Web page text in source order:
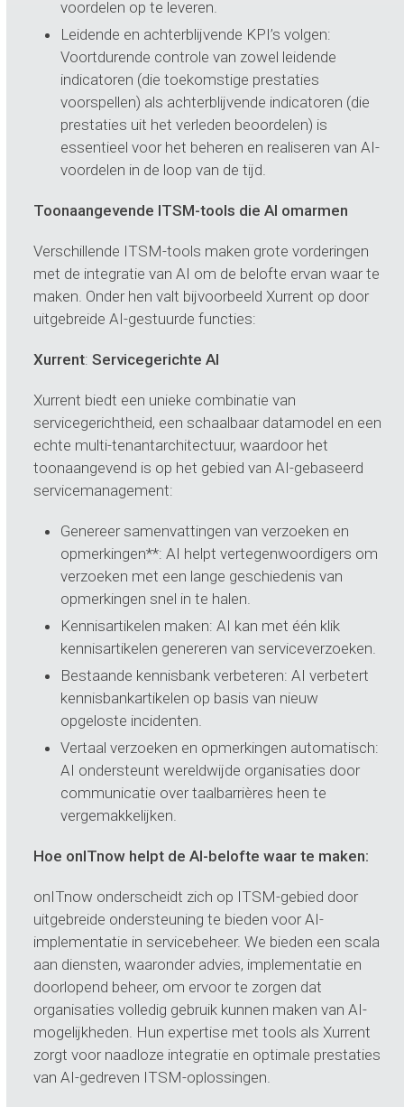
voordelen op te leveren.
Leidende en achterblijvende KPI’s volgen:
Voortdurende controle van zowel leidende
indicatoren (die toekomstige prestaties
voorspellen) als achterblijvende indicatoren (die
prestaties uit het verleden beoordelen) is
essentieel voor het beheren en realiseren van AI-
voordelen in de loop van de tijd.
Toonaangevende ITSM-tools die AI omarmen
Verschillende ITSM-tools maken grote vorderingen
met de integratie van AI om de belofte ervan waar te
maken. Onder hen valt bijvoorbeeld Xurrent op door
uitgebreide AI-gestuurde functies:
Xurrent:Servicegerichte AI
Xurrent biedt een unieke combinatie van
servicegerichtheid, een schaalbaar datamodel en een
echte multi-tenantarchitectuur, waardoor het
toonaangevend is op het gebied van AI-gebaseerd
servicemanagement:
Genereer samenvattingen van verzoeken en
opmerkingen**: AI helpt vertegenwoordigers om
verzoeken met een lange geschiedenis van
opmerkingen snel in te halen.
Kennisartikelen maken: AI kan met één klik
kennisartikelen genereren van serviceverzoeken.
Bestaande kennisbank verbeteren: AI verbetert
kennisbankartikelen op basis van nieuw
opgeloste incidenten.
Vertaal verzoeken en opmerkingen automatisch:
AI ondersteunt wereldwijde organisaties door
communicatie over taalbarrières heen te
vergemakkelijken.
Hoe onITnow helpt de AI-belofte waar te maken:
onITnow onderscheidt zich op ITSM-gebied door
uitgebreide ondersteuning te bieden voor AI-
implementatie in servicebeheer. We bieden een scala
aan diensten, waaronder advies, implementatie en
doorlopend beheer, om ervoor te zorgen dat
organisaties volledig gebruik kunnen maken van AI-
mogelijkheden. Hun expertise met tools als Xurrent
zorgt voor naadloze integratie en optimale prestaties
van AI-gedreven ITSM-oplossingen.